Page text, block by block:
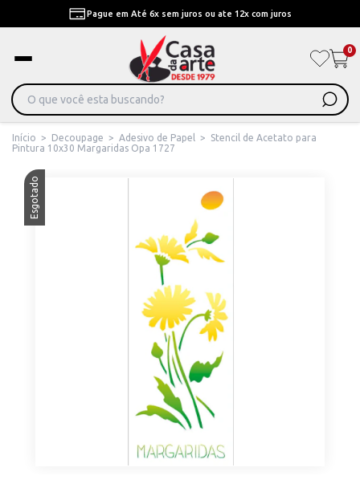
Pague em Até 6x sem juros ou ate 12x com juros
0
Início > Decoupage > Adesivo de Papel >
Stencil de Acetato para
Pintura 10x30 Margaridas Opa 1727
Esgotado